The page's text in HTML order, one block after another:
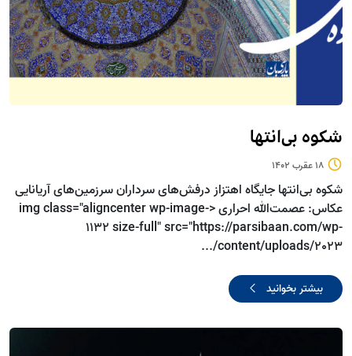
شکوه بی‌انتها
18 عقرب 1402
شکوه بی‌انتها جایگاه اهتزاز درفش‌های سرداران سرزمین‌های آریانایی
عکاس: عصمت‌الله احراری <img class="aligncenter wp-image-
1132 size-full" src="https://parsibaan.com/wp-
content/uploads/2023/...
بیشتر بخوانید